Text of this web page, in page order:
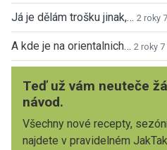
Já je dělám trošku jinak,… 2 roky
A kde je na orientalnich… 2 roky
Teď už vám neuteče
návod.
Všechny nové recepty,
najdete v pravidelném